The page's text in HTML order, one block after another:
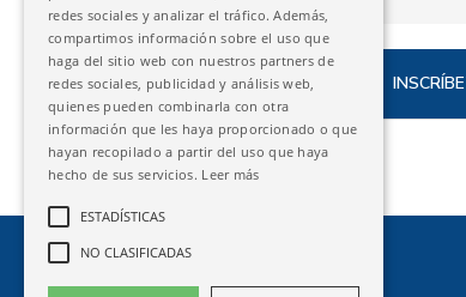
MÁS
INFORMACIÓN
redes sociales y analizar el tráfico. Además,
compartimos información sobre el uso que
haga del sitio web con nuestros partners de
redes sociales, publicidad y análisis web,
quienes pueden combinarla con otra
información que les haya proporcionado o que
hayan recopilado a partir del uso que haya
hecho de sus servicios. Leer más
ESTADÍSTICAS
NO CLASIFICADAS